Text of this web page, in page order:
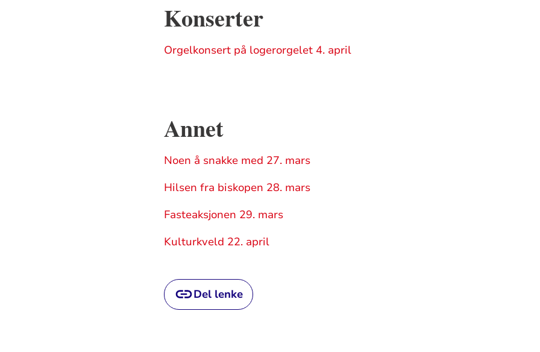
Konserter
Orgelkonsert på logerorgelet 4. april
Annet
Noen å snakke med 27. mars
Hilsen fra biskopen 28. mars
Fasteaksjonen 29. mars
Kulturkveld 22. april
Del lenke